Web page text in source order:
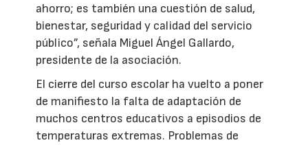
ahorro; es también una cuestión de salud,
bienestar, seguridad y calidad del servicio
público”, señala Miguel Ángel Gallardo,
presidente de la asociación.
El cierre del curso escolar ha vuelto a poner
de manifiesto la falta de adaptación de
muchos centros educativos a episodios de
temperaturas extremas. Problemas de